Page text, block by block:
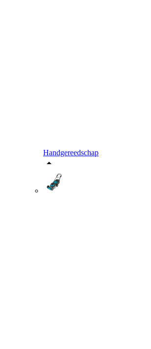
Handgereedschap